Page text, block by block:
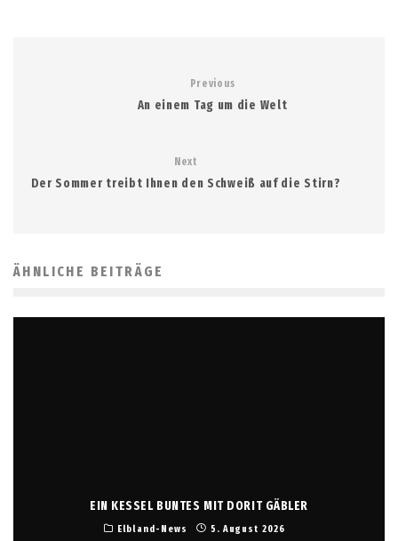
Previous
An einem Tag um die Welt
Next
Der Sommer treibt Ihnen den Schweiß auf die Stirn?
ÄHNLICHE BEITRÄGE
EIN KESSEL BUNTES MIT DORIT GÄBLER
Elbland-News 5. August 2026